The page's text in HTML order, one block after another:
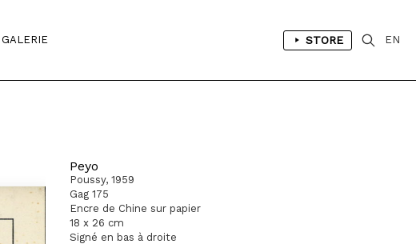
GALERIE STORE EN
Peyo
Poussy, 1959
Gag 175
Encre de Chine sur papier
18 x 26 cm
Signé en bas à droite